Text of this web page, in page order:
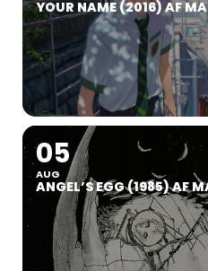
YOUR NAME (2016) AF
05
AUG
ANGEL’S EGG (1985) AF